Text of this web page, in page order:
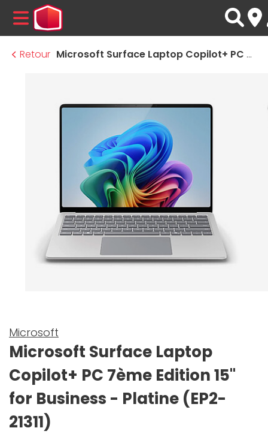
MENU
Retour
Microsoft Surface Laptop Copilot+ PC 7ème Edition 15" for Business - Platine (EP2-21311)
Microsoft
Microsoft Surface Laptop
Copilot+ PC 7ème Edition 15"
for Business - Platine (EP2-
21311)